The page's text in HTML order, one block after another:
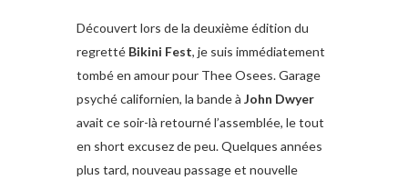
Découvert lors de la deuxième édition du
regretté Bikini Fest, je suis immédiatement
tombé en amour pour Thee Osees. Garage
psyché californien, la bande à John Dwyer
avait ce soir-là retourné l’assemblée, le tout
en short excusez de peu. Quelques années
plus tard, nouveau passage et nouvelle